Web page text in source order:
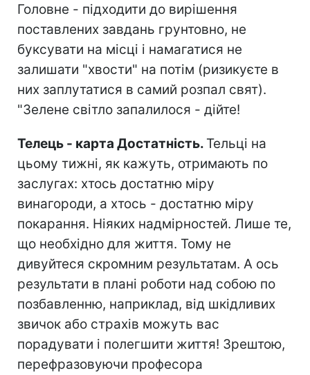
Головне - підходити до вирішення
поставлених завдань грунтовно, не
буксувати на місці і намагатися не
залишати "хвости" на потім (ризикуєте в
них заплутатися в самий розпал свят).
"Зелене світло запалилося - дійте!
Телець - карта Достатність. Тельці на
цьому тижні, як кажуть, отримають по
заслугах: хтось достатню міру
винагороди, а хтось - достатню міру
покарання. Ніяких надмірностей. Лише те,
що необхідно для життя. Тому не
дивуйтеся скромним результатам. А ось
результати в плані роботи над собою по
позбавленню, наприклад, від шкідливих
звичок або страхів можуть вас
порадувати і полегшити життя! Зрештою,
перефразовуючи професора